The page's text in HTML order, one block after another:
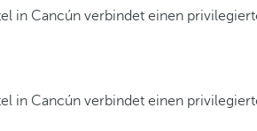
in Cancún verbindet einen
in Cancún verbindet einen